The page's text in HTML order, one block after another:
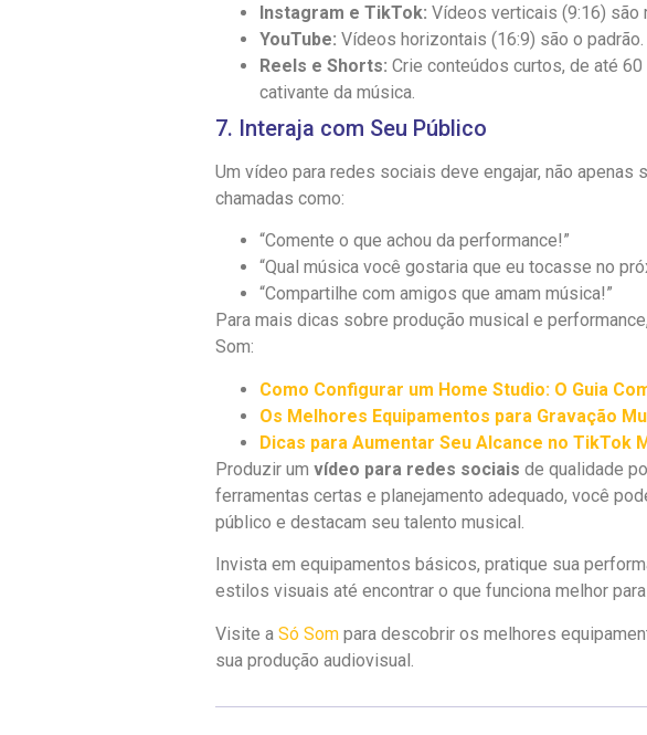
Instagram e TikTok: Vídeos verticais (9:16) são
YouTube: Vídeos horizontais (16:9) são o padrão.
Reels e Shorts: Crie conteúdos curtos, de até
cativante da música.
7. Interaja com Seu Público
Um vídeo para redes sociais deve engajar, não apenas
chamadas como:
“Comente o que achou da performance!”
“Qual música você gostaria que eu tocasse no
“Compartilhe com amigos que amam música!”
Para mais dicas sobre produção musical e
Som:
Como Configurar um Home Studio: O Guia
Os Melhores Equipamentos para Gravação
Dicas para Aumentar Seu Alcance no TikTok
Produzir umvídeo para redes sociais de qualidade
ferramentas certas e planejamento adequado, você
público e destacam seu talento musical.
Invista em equipamentos básicos, pratique sua
estilos visuais até encontrar o que funciona melhor
Visite a Só Som para descobrir os melhores
sua produção audiovisual.